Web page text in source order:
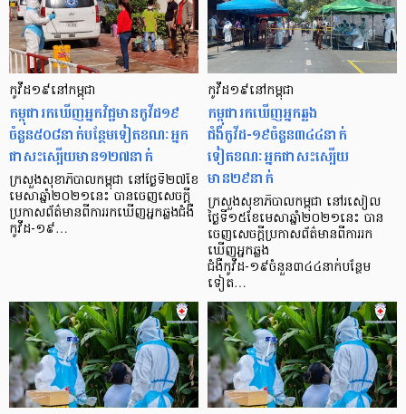
កូវីដ១៩នៅកម្ពុជា
កម្ពុជា​រក​ឃើញ​អ្នក​វិជ្ជមាន​កូ​វី​ដ​១៩​
ចំនួន​៥០៨​នាក់​បន្ថែម​ទៀត​ខណៈ​អ្នក
ជា​សះស្បើយ​មាន​១២៧​នាក់
ក្រសួងសុខាភិបាល​កម្ពុជា នៅ​ថ្ងៃ​ទី​២៧​ខែ
មេសា​ឆ្នាំ​២០២១​នេះ បាន​ចេញ​សេចក្តី​
ប្រកាស​ព័ត៌មាន​ពី​ការ​រក​ឃើញ​អ្នក​ឆ្លង​ជំងឺ​
កូ​វី​ដ​-១៩​…
កូវីដ១៩នៅកម្ពុជា
កម្ពុជារកឃើញអ្នកឆ្លង
ជំងឺកូវីដ-១៩ចំនួន៣៤៤នាក់
ទៀតខណៈអ្នកជាសះស្បើយ
មាន២៩នាក់
ក្រសួងសុខាភិបាលកម្ពុជា នៅរសៀល
ថ្ងៃទី១៥ខែមេសាឆ្នាំ២០២១នេះ បាន
ចេញសេចក្តីប្រកាសព័ត៌មានពីការរក
ឃើញអ្នកឆ្លង
ជំងឺកូវីដ-១៩ចំនួន៣៤៤នាក់បន្ថែម
ទៀត…